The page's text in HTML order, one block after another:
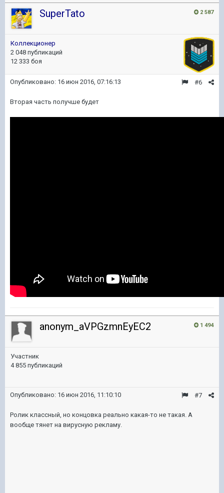
2 587
SuperTato
Коллекционер
2 048 публикаций
12 333 боя
#6
Опубликовано: 16 июн 2016, 07:16:13
Вторая часть получше будет
1 494
anonym_aVPGzmnEyEC2
Участник
4 855 публикаций
#7
Опубликовано: 16 июн 2016, 11:10:10
Ролик классный, но концовка реально какая-то не такая. А
вообще тянет на вирусную рекламу.